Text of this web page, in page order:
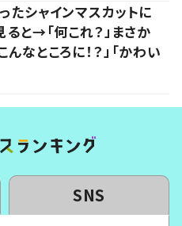
たシャインマスカットに
ると→「何これ？」まさか
なところに！？」「かわい
SNS